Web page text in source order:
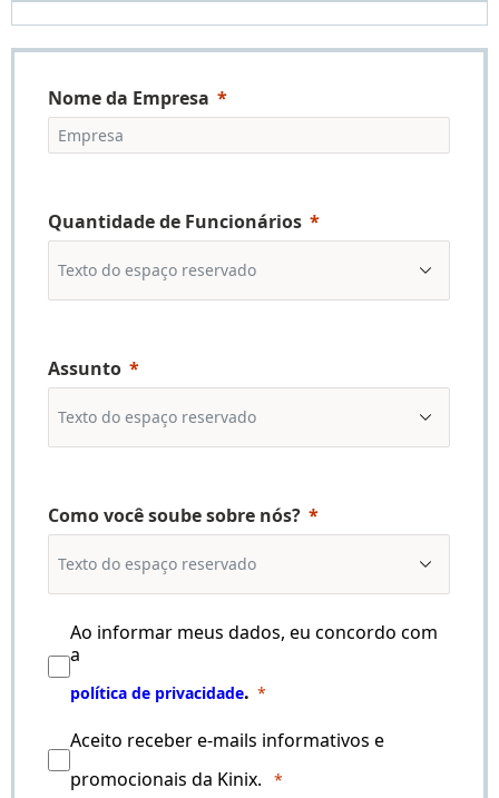
Nome da Empresa
Quantidade de Funcionários
Assunto
Como você soube sobre nós?
Ao informar meus dados, eu concordo com
a
política de privacidade.
Aceito receber e-mails informativos e
promocionais da Kinix.